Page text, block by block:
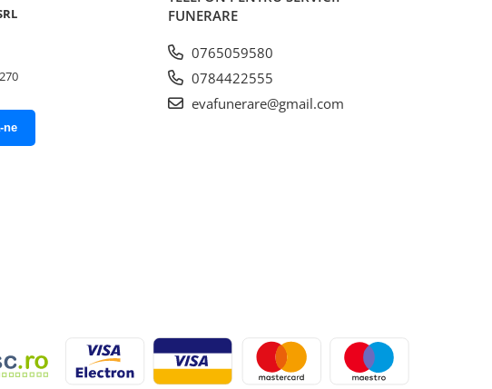
ne
FUNERARE
0765059580
0784422555
evafunerare@gmail.com